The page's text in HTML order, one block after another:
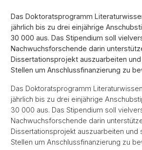
Das Doktoratsprogramm
jährlich bis zu drei einjährige
30 000 aus. Das Stipendium soll
Nachwuchsforschende darin
Dissertationsprojekt auszuarbeiten
Stellen um Anschlussfinanzierung zu
Das Doktoratsprogramm
jährlich bis zu drei einjährige
30 000 aus. Das Stipendium soll
Nachwuchsforschende darin
Dissertationsprojekt auszuarbeiten und
Stellen um Anschlussfinanzierung zu